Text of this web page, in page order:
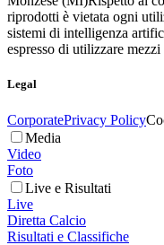
riprodotti è vietata ogni
sistemi di intelligenza
espresso di utilizzare
Legal
CorporatePrivacy Policy
Media
Video
Foto
Live e Risultati
Live
Diretta Calcio
Risultati e Classifiche